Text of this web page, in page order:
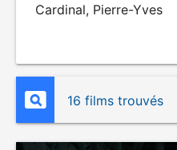
Cardinal, Pierre-Yves
16 films trouvés